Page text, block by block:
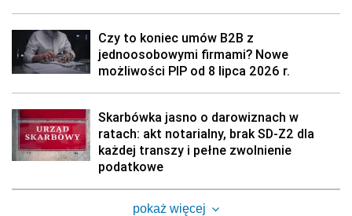
Czy to koniec umów B2B z
jednoosobowymi firmami? Nowe
możliwości PIP od 8 lipca 2026 r.
Skarbówka jasno o darowiznach w
ratach: akt notarialny, brak SD-Z2 dla
każdej transzy i pełne zwolnienie
podatkowe
pokaż więcej